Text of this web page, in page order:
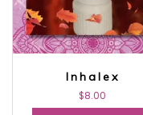
Inhalex
$8.00